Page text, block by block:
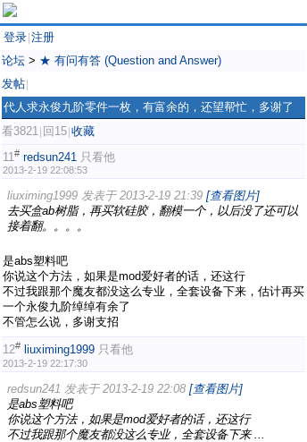
登录 注册
论坛 > ★ 有问有答 (Question and Answer)
发帖
代人求永俊九阶零件一枚，有富余的，还望帮忙，多谢了
看3821 回15 收藏
11# redsun241 只看他
2013-2-19 22:08:53
liuximing1999 发表于 2013-2-19 21:39 [查看图片]
去买盒ab树脂，再买软硅胶，翻模一个，以后没了还可以
接着翻。。。。
是abs塑料吧
你说这个方法，如果是mod爱好者的话，还这行
不过我跟那个魔友都没这么专业，全套设备下来，估计再买
一个永俊九阶绰绰有余了
不管怎么说，多谢支招
12# liuximing1999 只看他
2013-2-19 22:17:30
redsun241 发表于 2013-2-19 22:08 [查看图片]
是abs塑料吧
你说这个方法，如果是mod爱好者的话，还这行
不过我跟那个魔友都没这么专业，全套设备下来 ...